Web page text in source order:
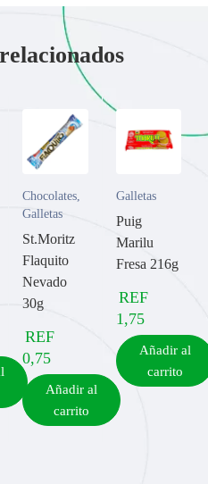
Chocolates,
Galletas
St.Moritz
Flaquito
Nevado
30g
REF
0,75
Añadir al
carrito
Galletas
Puig
Marilu
Fresa 216g
REF
1,75
Añadir al
carrito